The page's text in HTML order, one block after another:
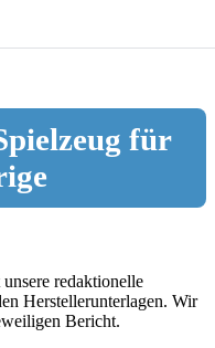
für
redaktionelle
Herstellerunterlagen. Wir
Bericht.